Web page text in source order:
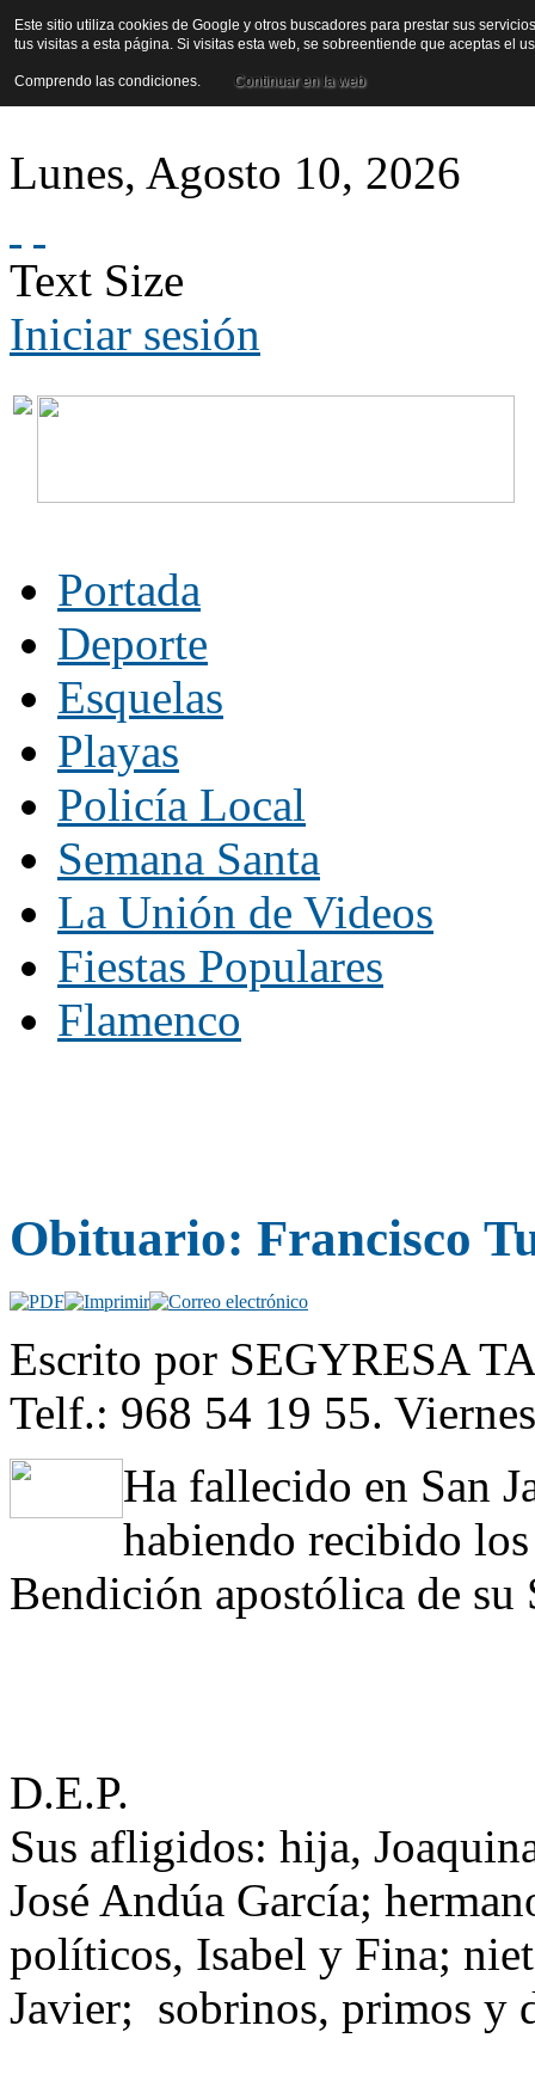
Lunes, Agosto 10, 2026
Text Size
Iniciar sesión
Portada
Deporte
Esquelas
Playas
Policía Local
Semana Santa
La Unión de Videos
Fiestas Populares
Flamenco
Obituario: Francisco
Escrito por SEGYRESA
Telf.: 968 54 19 55.
Ha fallecido en San
habiendo recibido
Bendición apostólica de su
D.E.P.
Sus afligidos: hija,
José Andúa García;
políticos, Isabel y Fina;
Javier; sobrinos, primos y
Este sitio utiliza cookies de Google y otros buscadores para prestar sus
tus visitas a esta página. Si visitas esta web, se sobreentiende que aceptas el
Comprendo las condiciones. Continuar en la web